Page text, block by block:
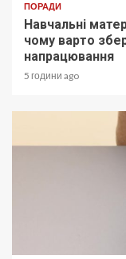
ПОРАДИ
Навчальні
чому варто
напрацювання
5 години ago